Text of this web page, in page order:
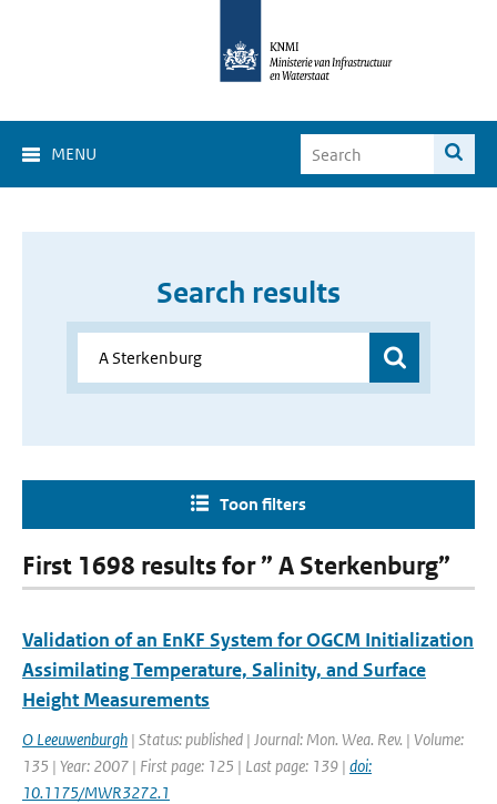
MENU
Search results
Toon filters
First 1698 results for ” A Sterkenburg”
Validation of an EnKF System for OGCM Initialization
Assimilating Temperature, Salinity, and Surface
Height Measurements
O Leeuwenburgh | Status: published | Journal: Mon. Wea. Rev. | Volume:
135 | Year: 2007 | First page: 125 | Last page: 139 | doi:
10.1175/MWR3272.1